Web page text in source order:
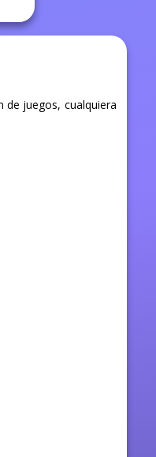
de juegos, cualquiera